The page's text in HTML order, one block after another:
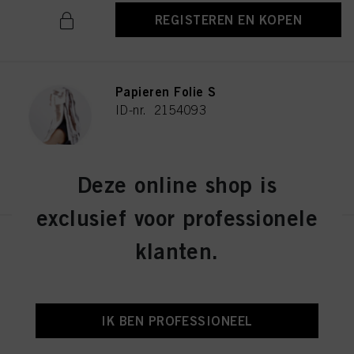
REGISTEREN EN KOPEN
Papieren Folie S
ID-nr. 2154093
REGISTEREN EN KOPEN
Water Spray Fles
ID-nr. 2686191
REGISTEREN EN KOPEN
Deze online shop is
exclusief voor professionele
klanten.
IK BEN PROFESSIONEEL